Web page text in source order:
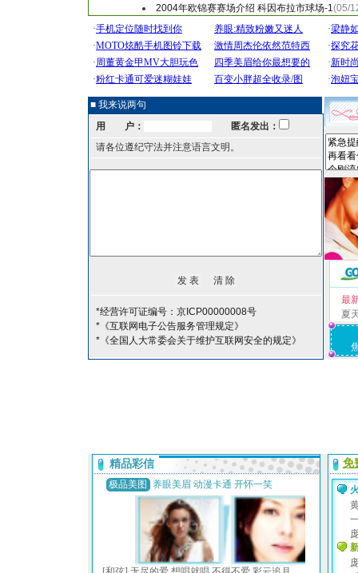
2004年欧锦赛赛场介绍 科因布拉市球场-1(05/
■ 我来说两句
用 户：
匿名发出：
请各位遵纪守法并注意语言文明。
*经营许可证编号：京ICP00000008号
*《互联网电子公告服务管理规定》
*《全国人大常委会关于维护互联网安全的规定》
最
夏